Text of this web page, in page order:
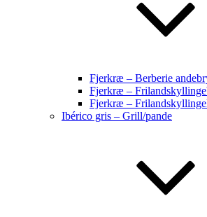
Fjerkræ – Berberie
Fjerkræ –
Fjerkræ –
Ibérico gris – Grill/pande